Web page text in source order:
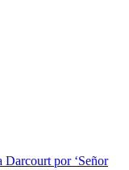
Darcourt por ‘Señor